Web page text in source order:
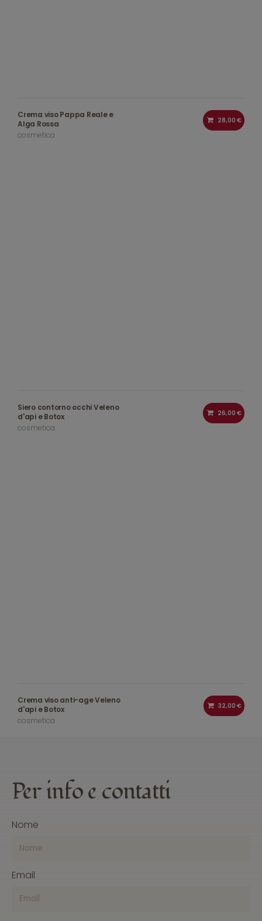
Crema viso Pappa Reale e
Alga Rossa
cosmetica
28,00 €
Siero contorno occhi Veleno
d'api e Botox
cosmetica
26,00 €
Crema viso anti-age Veleno
d'api e Botox
cosmetica
32,00 €
Perinfoe contatti
Nome
Email